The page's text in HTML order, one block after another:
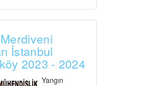
İstanbul
2023 - 2024
Yangın